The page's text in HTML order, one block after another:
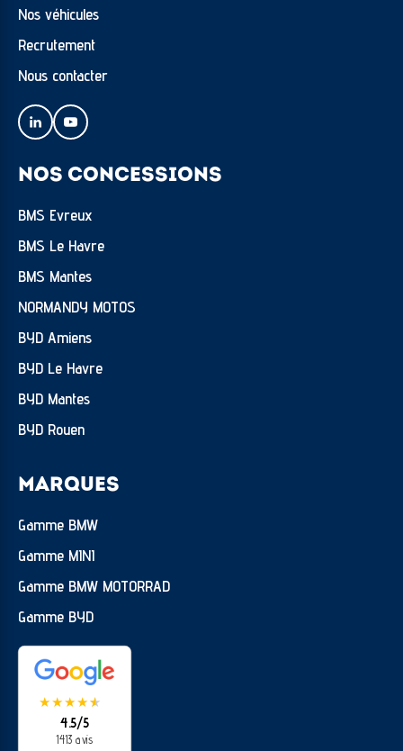
Nos véhicules
Recrutement
Nous contacter
NOS CONCESSIONS
BMS Evreux
BMS Le Havre
BMS Mantes
NORMANDY MOTOS
BYD Amiens
BYD Le Havre
BYD Mantes
BYD Rouen
MARQUES
Gamme BMW
Gamme MINI
Gamme BMW MOTORRAD
Gamme BYD
★★★★★
★
4.5/5
1413 avis